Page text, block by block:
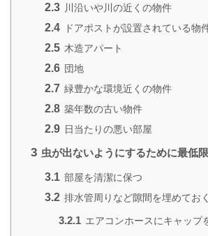
2.3 川沿いや川の近くの物件
2.4 ドアポストが設置されている物
2.5 木造アパート
2.6 団地
2.7 緑豊かな環境近くの物件
2.8 築年数の古い物件
2.9 日当たりの悪い部屋
3 虫が出ないようにするために最低
3.1 部屋を清潔に保つ
3.2 排水管周りなど隙間を埋めておく
3.2.1 エアコンホースにキャップ